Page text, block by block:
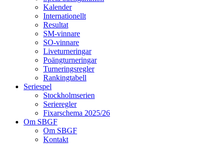
Kalender
Internationellt
Resultat
SM-vinnare
SO-vinnare
Liveturneringar
Poängturneringar
Turneringsregler
Rankingtabell
Seriespel
Stockholmserien
Serieregler
Fixarschema 2025/26
Om SBGF
Om SBGF
Kontakt